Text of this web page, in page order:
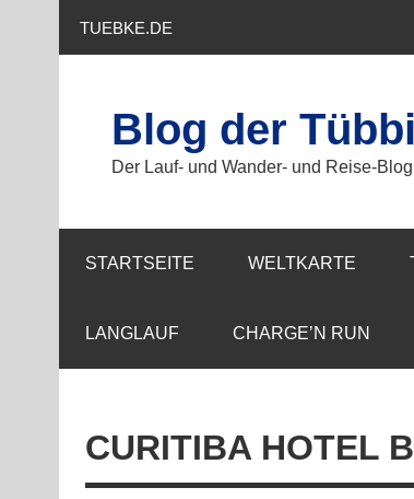
TUEBKE.DE
Blog der
Der Lauf- und Wander- und Reise-Blog
STARTSEITE WELTKARTE
LANGLAUF CHARGE’N RUN
CURITIBA HOTEL